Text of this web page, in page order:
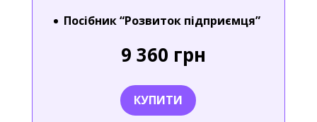
Посібник “Розвиток підприємця”
9 360 грн
КУПИТИ